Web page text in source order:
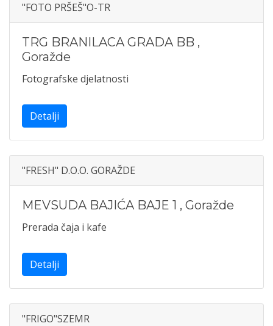
"FOTO PRŠEŠ"O-TR
TRG BRANILACA GRADA BB ,
Goražde
Fotografske djelatnosti
Detalji
"FRESH" D.O.O. GORAŽDE
MEVSUDA BAJIĆA BAJE 1 , Goražde
Prerada čaja i kafe
Detalji
"FRIGO"SZEMR